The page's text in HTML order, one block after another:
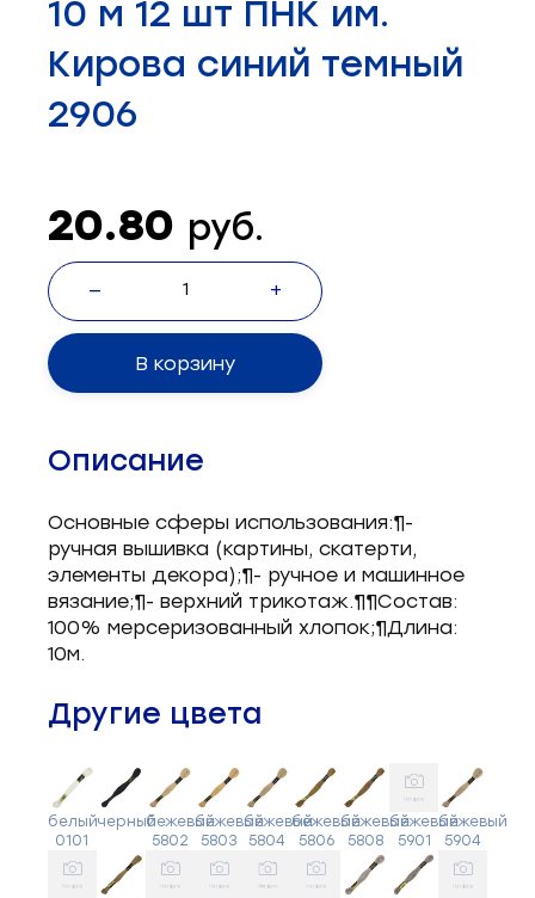
Запчасти для швейного оборудования
Запчасти: иглы
Нетканые материалы
10 м 12 шт ПНК им.
Кирова синий темный
2906
20.80 руб.
— +
В корзину
Описание
Основные сферы использования:¶-
ручная вышивка (картины, скатерти,
элементы декора);¶- ручное и машинное
вязание;¶- верхний трикотаж.¶¶Состав:
100% мерсеризованный хлопок;¶Длина:
10м.
Другие цвета
белый
0101
черныйбежевый
5802
бежевый
5803
бежевый
5804
бежевый
5806
бежевый
5808
бежевый
5901
бежевый
5904